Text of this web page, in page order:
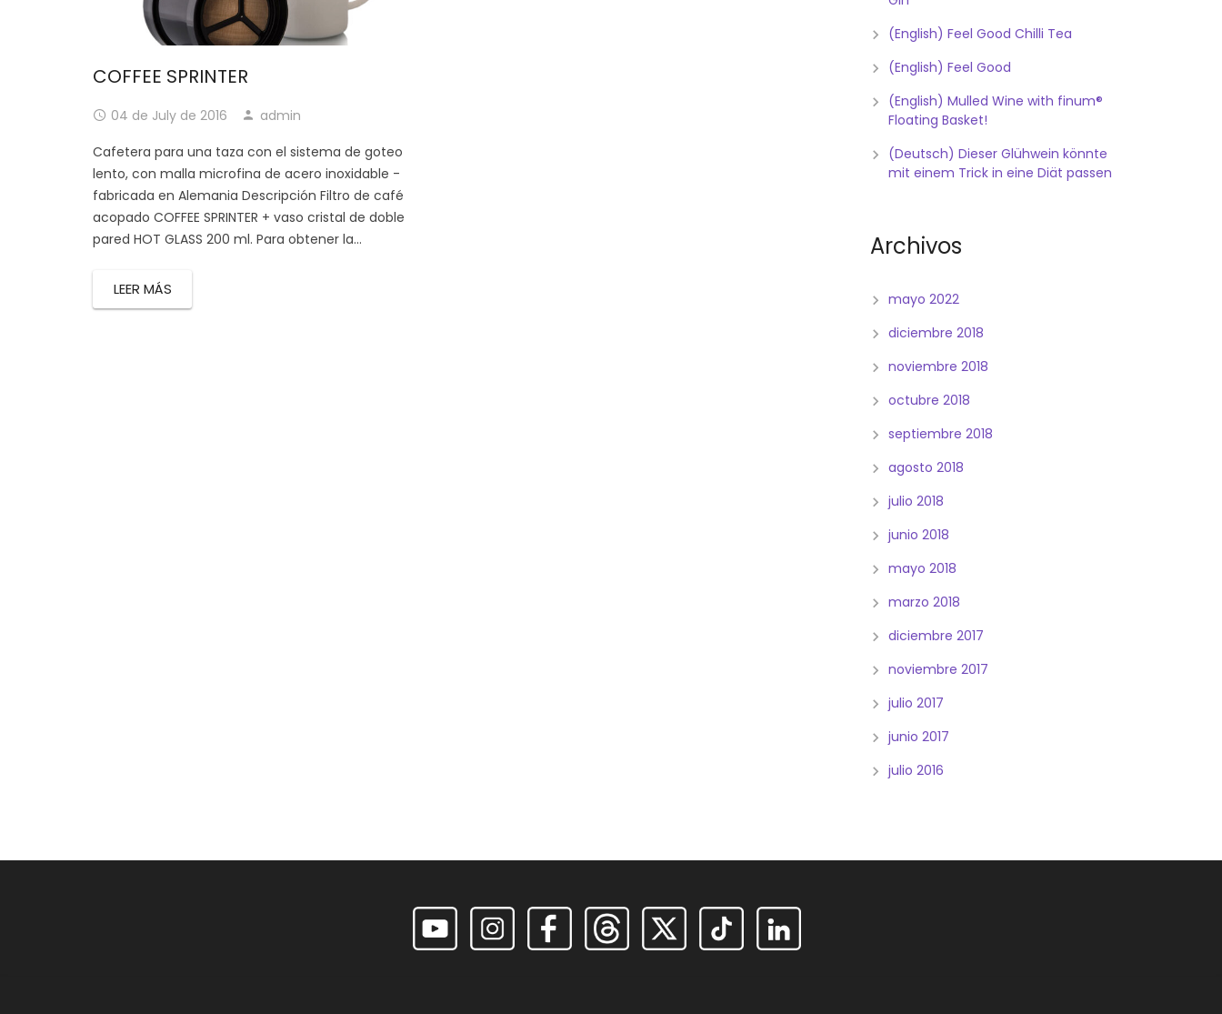
COFFEE SPRINTER
04 de July de 2016
admin
Cafetera para una taza con el sistema de goteo
lento, con malla microfina de acero inoxidable -
fabricada en Alemania Descripción Filtro de café
acopado COFFEE SPRINTER + vaso cristal de doble
pared HOT GLASS 200 ml. Para obtener la...
LEER MÁS
(English) Feel Good Chilli Tea
(English) Feel Good
(English) Mulled Wine with finum®
Floating Basket!
(Deutsch) Dieser Glühwein könnte
mit einem Trick in eine Diät passen
Archivos
mayo 2022
diciembre 2018
noviembre 2018
octubre 2018
septiembre 2018
agosto 2018
julio 2018
junio 2018
mayo 2018
marzo 2018
diciembre 2017
noviembre 2017
julio 2017
junio 2017
julio 2016